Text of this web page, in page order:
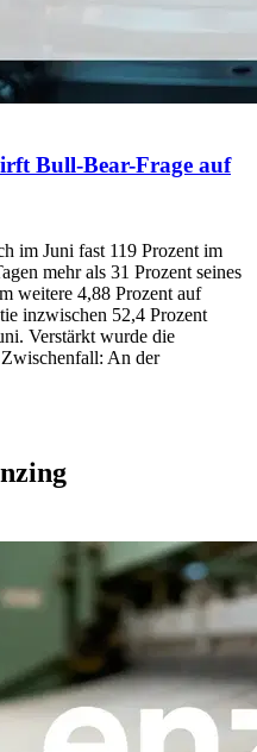
Bull-Bear-Frage auf
im Juni fast 119 Prozent im
mehr als 31 Prozent seines
weitere 4,88 Prozent auf
inzwischen 52,4 Prozent
Verstärkt wurde die
An der